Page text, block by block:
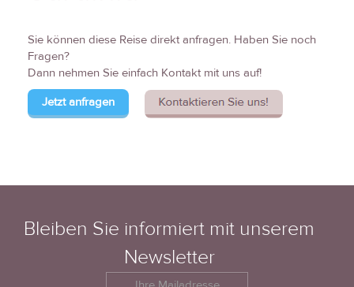
Sie können diese Reise direkt anfragen. Haben Sie noch
Fragen?
Dann nehmen Sie einfach Kontakt mit uns auf!
Jetzt anfragen
Bleiben Sie informiert mit unserem
Newsletter